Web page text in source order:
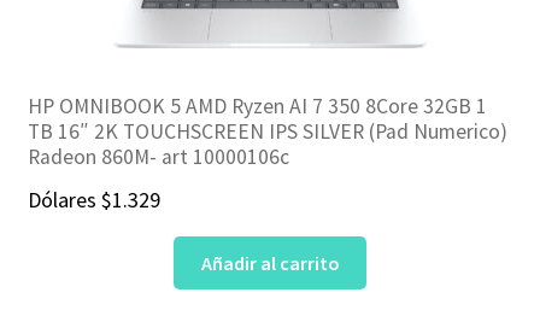
HP OMNIBOOK 5 AMD Ryzen AI 7 350 8Core 32GB 1
TB 16″ 2K TOUCHSCREEN IPS SILVER (Pad Numerico)
Radeon 860M- art 10000106c
Dólares $1.329
Añadir al carrito